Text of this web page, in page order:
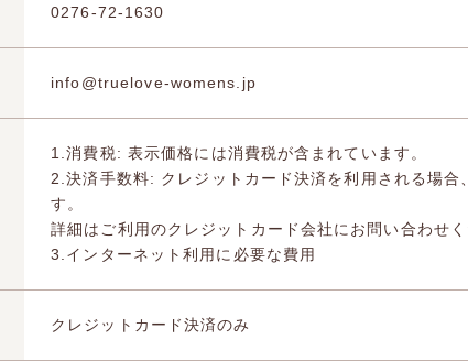
0276-72-1630
info@truelove-womens.jp
1.消費税: 表示価格には消費税が含まれています。
2.決済手数料: クレジットカード決済を利用される場合
す。
詳細はご利用のクレジットカード会社にお問い合わせく
3.インターネット利用に必要な費用
クレジットカード決済のみ